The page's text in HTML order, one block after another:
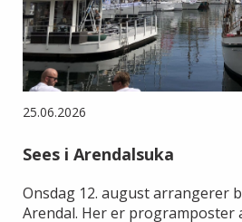
25.06.2026
Sees i Arendalsuka
Onsdag 12. august arrangerer
Arendal. Her er programposter